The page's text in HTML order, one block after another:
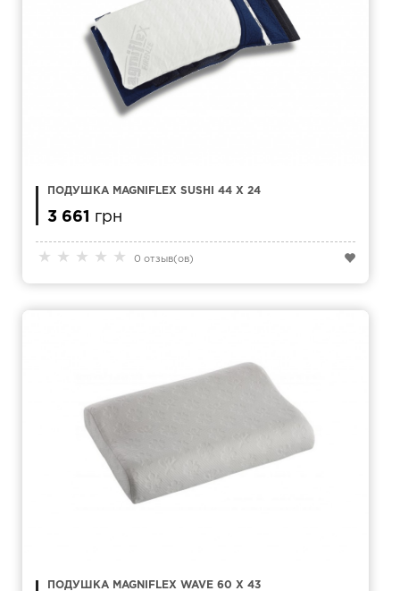
★ ★ ★ ★ ★ 0 отзыв(ов)
ПОДУШКА MAGNIFLEX SUSHI 44 Х 24
3 661 грн
ПОДУШКА MAGNIFLEX WAVE 60 Х 43